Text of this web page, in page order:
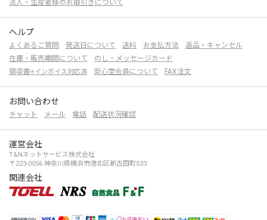
法人・生産者様のお取引きについて
ヘルプ
よくあるご質問 発送日について 送料 お支払方法
返品・キャンセル
在庫・販売期間について
のし・メッセージカード
領収書※インボイス対応済 安心堂会員について FAX注文
お問い合わせ
チャット メール 電話 配送状況確認
運営会社
T&Nネットサービス株式会社
〒223-0056 神奈川県横浜市港北区新吉田町533
関連会社